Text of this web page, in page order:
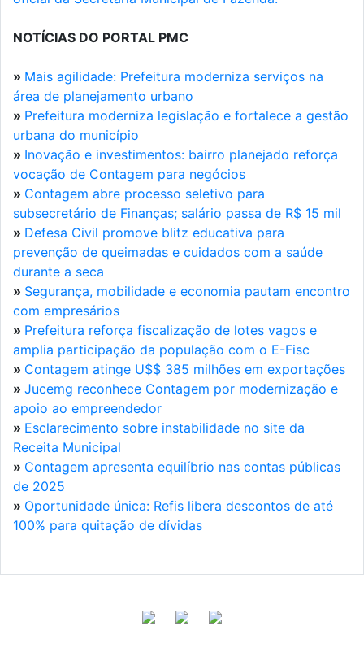
NOTÍCIAS DO PORTAL PMC
» Mais agilidade: Prefeitura moderniza serviços na
área de planejamento urbano
» Prefeitura moderniza legislação e fortalece a gestão
urbana do município
» Inovação e investimentos: bairro planejado reforça
vocação de Contagem para negócios
» Contagem abre processo seletivo para
subsecretário de Finanças; salário passa de R$ 15 mil
» Defesa Civil promove blitz educativa para
prevenção de queimadas e cuidados com a saúde
durante a seca
» Segurança, mobilidade e economia pautam encontro
com empresários
» Prefeitura reforça fiscalização de lotes vagos e
amplia participação da população com o E-Fisc
» Contagem atinge U$$ 385 milhões em exportações
» Jucemg reconhece Contagem por modernização e
apoio ao empreendedor
» Esclarecimento sobre instabilidade no site da
Receita Municipal
» Contagem apresenta equilíbrio nas contas públicas
de 2025
» Oportunidade única: Refis libera descontos de até
100% para quitação de dívidas